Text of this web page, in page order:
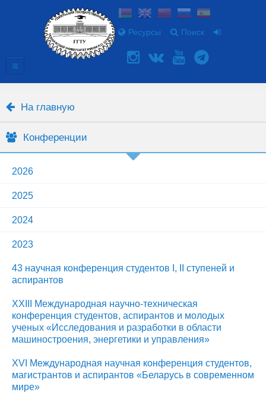
Ресурсы Поиск
На главную
Конференции
2026
2025
2024
2023
43 научная конференция студентов I, II ступеней и
аспирантов
XХIII Международная научно-техническая
конференция студентов, аспирантов и молодых
ученых «Исследования и разработки в области
машиностроения, энергетики и управления»
XVI Международная научная конференция студентов,
магистрантов и аспирантов «Беларусь в современном
мире»